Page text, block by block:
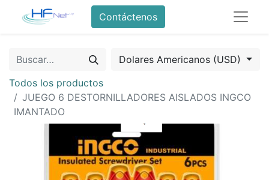
Contáctenos
Dolares Americanos (USD)
Todos los productos
JUEGO 6 DESTORNILLADORES AISLADOS INGCO
IMANTADO